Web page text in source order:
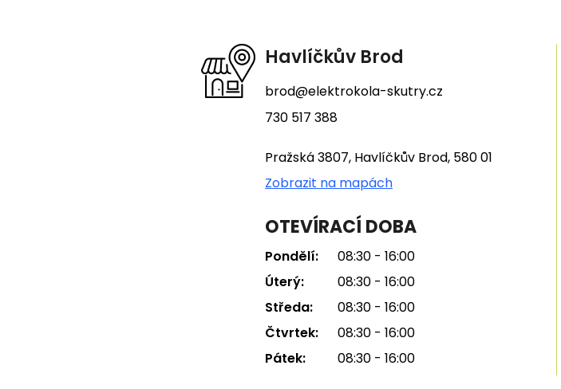
Havlíčkův Brod
brod@elektrokola-skutry.cz
730 517 388
Pražská 3807, Havlíčkův Brod, 580 01
Zobrazit na mapách
OTEVÍRACÍ DOBA
Pondělí:
08:30 - 16:00
Úterý:
08:30 - 16:00
Středa:
08:30 - 16:00
Čtvrtek:
08:30 - 16:00
Pátek:
08:30 - 16:00